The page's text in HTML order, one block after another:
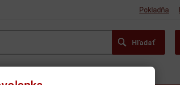
Pokladňa
Hľadať